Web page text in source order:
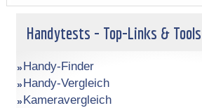
Handytests - Top-Links & Tools
Handy-Finder
Handy-Vergleich
Kameravergleich